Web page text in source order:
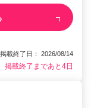
載終了日： 2026/08/14
掲載終了まであと4日